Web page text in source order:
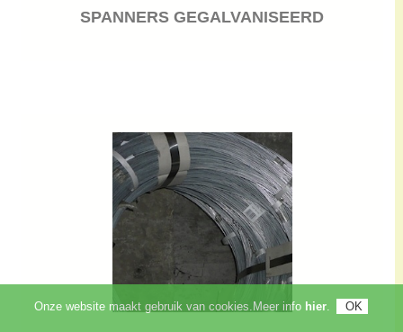
SPANNERS GEGALVANISEERD
Onze website maakt gebruik van cookies.Meer info hier.